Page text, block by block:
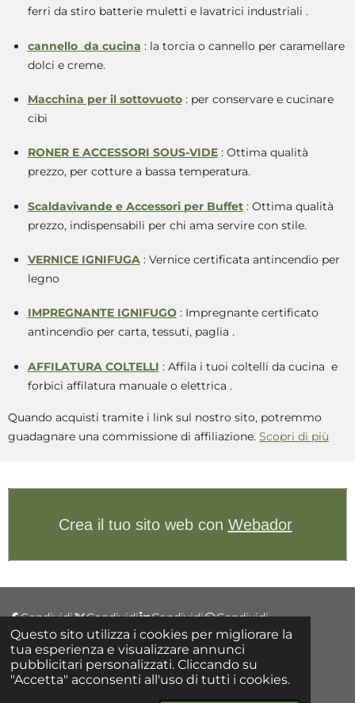
Questo sito utilizza i cookies per migliorare la
tua esperienza e visualizzare annunci
pubblicitari personalizzati. Cliccando su
"Accetta" acconsenti all'uso di tutti i cookies.
ferri da stiro batterie muletti e lavatrici industriali .
cannello da cucina : la torcia o cannello per caramellare
dolci e creme.
Macchina per il sottovuoto : per conservare e cucinare
cibi
RONER E ACCESSORI SOUS-VIDE : Ottima qualità
prezzo, per cotture a bassa temperatura.
Scaldavivande e Accessori per Buffet : Ottima qualità
prezzo, indispensabili per chi ama servire con stile.
VERNICE IGNIFUGA : Vernice certificata antincendio per
legno
IMPREGNANTE IGNIFUGO : Impregnante certificato
antincendio per carta, tessuti, paglia .
AFFILATURA COLTELLI : Affila i tuoi coltelli da cucina e
forbici affilatura manuale o elettrica .
Quando acquisti tramite i link sul nostro sito, potremmo
guadagnare una commissione di affiliazione. Scopri di più
Crea il tuo sito web con Webador
Condividi Condividi Condividi Condividi
F
a